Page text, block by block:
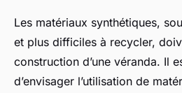
Les matériaux synthétiques,
et plus difficiles à recycler,
construction d’une véranda. Il
d’envisager l’utilisation de